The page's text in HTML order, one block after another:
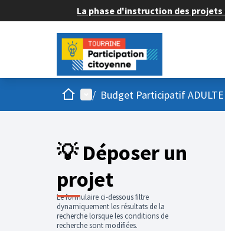
La phase d'instruction des projets
AccueilMenu principal
/ Budget Participatif
💡 Déposer un
projet
Le formulaire ci-dessous filtre
dynamiquement les résultats de la
recherche lorsque les conditions de
recherche sont modifiées.